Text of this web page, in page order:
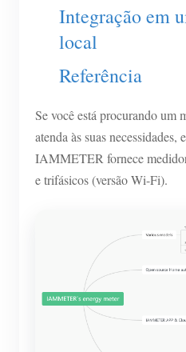
Blog
App Loja
Ranking FV
Integração em
local
Referência
Se você está procurando um
atenda às suas
IAMMETER fornece
e trifásicos (versão Wi-Fi).